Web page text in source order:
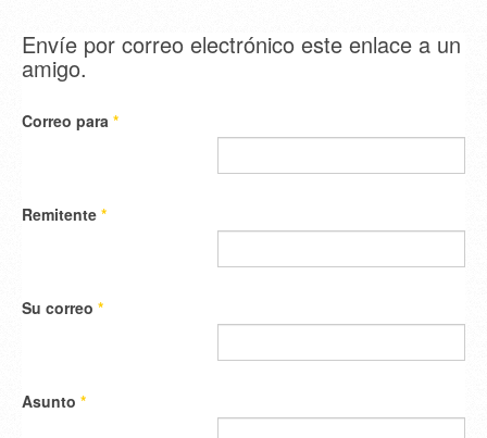
Envíe por correo electrónico este enlace a un
amigo.
Correo para *
Remitente *
Su correo *
Asunto *